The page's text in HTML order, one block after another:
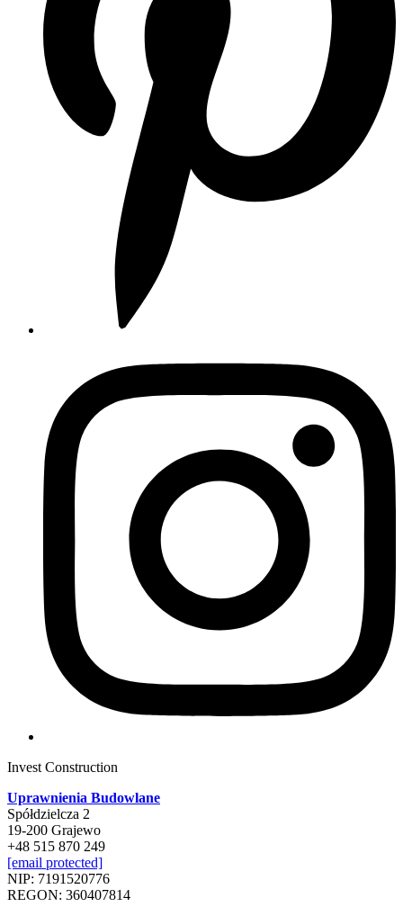
Invest Construction
Uprawnienia Budowlane
Spółdzielcza 2
19-200 Grajewo
+48 515 870 249
[email protected]
NIP: 7191520776
REGON: 360407814